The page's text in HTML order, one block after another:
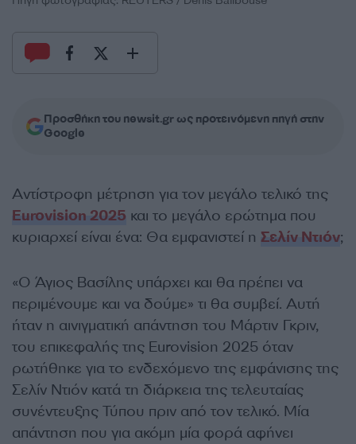
Προσθήκη του newsit.gr ως προτεινόμενη πηγή στην
Google
Αντίστροφη μέτρηση για τον μεγάλο τελικό της
Eurovision 2025 και το μεγάλο ερώτημα που
κυριαρχεί είναι ένα: Θα εμφανιστεί η Σελίν Ντιόν;
«Ο Άγιος Βασίλης υπάρχει και θα πρέπει να
περιμένουμε και να δούμε» τι θα συμβεί. Αυτή
ήταν η αινιγματική απάντηση του Μάρτιν Γκριν,
του επικεφαλής της Eurovision 2025 όταν
ρωτήθηκε για τo ενδεχόμενο της εμφάνισης της
Σελίν Ντιόν κατά τη διάρκεια της τελευταίας
συνέντευξης Τύπου πριν από τον τελικό. Μία
απάντηση που για ακόμη μία φορά αφήνει